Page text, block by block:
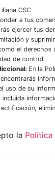
CSC
a tus
ejercer tus
y
el derechos
de control.
En la
uso de su
la Política